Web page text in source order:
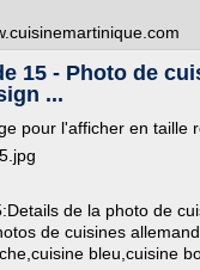
15 - Photo de
...
pour l'afficher en taille
de la photo de
de cuisines
bleu,cuisine